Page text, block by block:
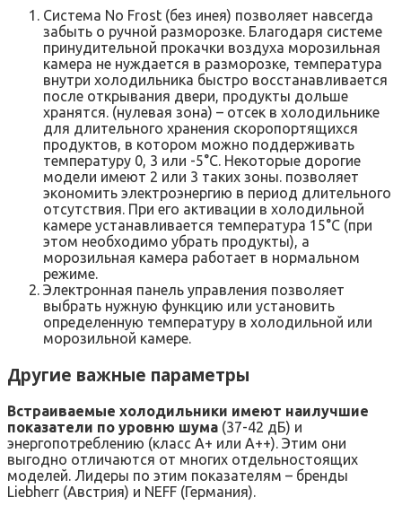
Система No Frost (без инея) позволяет навсегда
забыть о ручной разморозке. Благодаря системе
принудительной прокачки воздуха морозильная
камера не нуждается в разморозке, температура
внутри холодильника быстро восстанавливается
после открывания двери, продукты дольше
хранятся. (нулевая зона) – отсек в холодильнике
для длительного хранения скоропортящихся
продуктов, в котором можно поддерживать
температуру 0, 3 или -5°С. Некоторые дорогие
модели имеют 2 или 3 таких зоны. позволяет
экономить электроэнергию в период длительного
отсутствия. При его активации в холодильной
камере устанавливается температура 15°С (при
этом необходимо убрать продукты), а
морозильная камера работает в нормальном
режиме.
Электронная панель управления позволяет
выбрать нужную функцию или установить
определенную температуру в холодильной или
морозильной камере.
Другие важные параметры
Встраиваемые холодильники имеют наилучшие
показатели по уровню шума (37-42 дБ) и
энергопотреблению (класс А+ или А++). Этим они
выгодно отличаются от многих отдельностоящих
моделей. Лидеры по этим показателям – бренды
Liebherr (Австрия) и NEFF (Германия).